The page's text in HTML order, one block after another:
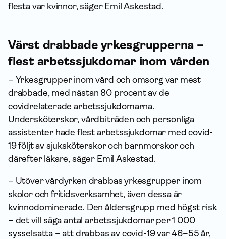
flesta var kvinnor, säger Emil Askestad.
Värst drabbade yrkesgrupperna –
flest arbetssjukdomar inom vården
– Yrkesgrupper inom vård och omsorg var mest
drabbade, med nästan 80 procent av de
covidrelaterade arbetssjukdomarna.
Undersköterskor, vårdbiträden och personliga
assistenter hade flest arbetssjukdomar med covid-
19 följt av sjuksköterskor och barnmorskor och
därefter läkare, säger Emil Askestad.
– Utöver vårdyrken drabbas yrkesgrupper inom
skolor och fritidsverksamhet, även dessa är
kvinnodominerade. Den åldersgrupp med högst risk
– det vill säga antal arbetssjukdomar per 1 000
sysselsatta – att drabbas av covid-19 var 46–55 år,